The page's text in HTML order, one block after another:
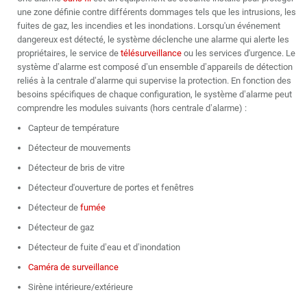
une zone définie contre différents dommages tels que les intrusions, les
fuites de gaz, les incendies et les inondations. Lorsqu'un événement
dangereux est détecté, le système déclenche une alarme qui alerte les
propriétaires, le service de télésurveillance ou les services d'urgence. Le
système d’alarme est composé d’un ensemble d’appareils de détection
reliés à la centrale d’alarme qui supervise la protection. En fonction des
besoins spécifiques de chaque configuration, le système d’alarme peut
comprendre les modules suivants (hors centrale d’alarme) :
Capteur de température
Détecteur de mouvements
Détecteur de bris de vitre
Détecteur d'ouverture de portes et fenêtres
Détecteur de fumée
Détecteur de gaz
Détecteur de fuite d’eau et d’inondation
Caméra de surveillance
Sirène intérieure/extérieure